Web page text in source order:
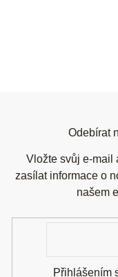
Odebírat
Vložte svůj e-mail
zasílat informace o
našem